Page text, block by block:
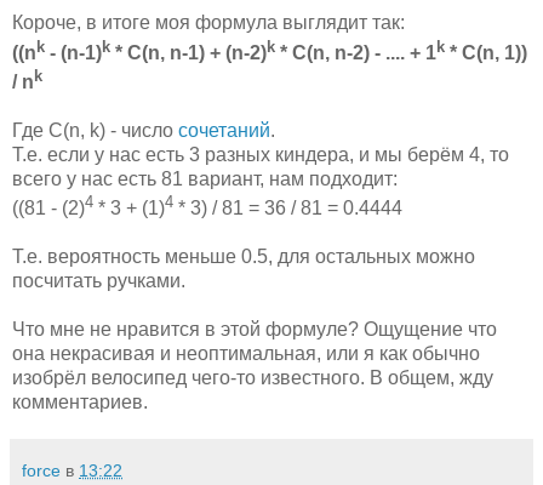
Короче, в итоге моя формула выглядит так:
((nk - (n-1)k * C(n, n-1) + (n-2)k * C(n, n-2) - .... + 1k * C(n, 1))
/ nk
Где C(n, k) - число сочетаний.
Т.е. если у нас есть 3 разных киндера, и мы берём 4, то
всего у нас есть 81 вариант, нам подходит:
((81 - (2)4 * 3 + (1)4 * 3) / 81 = 36 / 81 = 0.4444
Т.е. вероятность меньше 0.5, для остальных можно
посчитать ручками.
Что мне не нравится в этой формуле? Ощущение что
она некрасивая и неоптимальная, или я как обычно
изобрёл велосипед чего-то известного. В общем, жду
комментариев.
force в 13:22